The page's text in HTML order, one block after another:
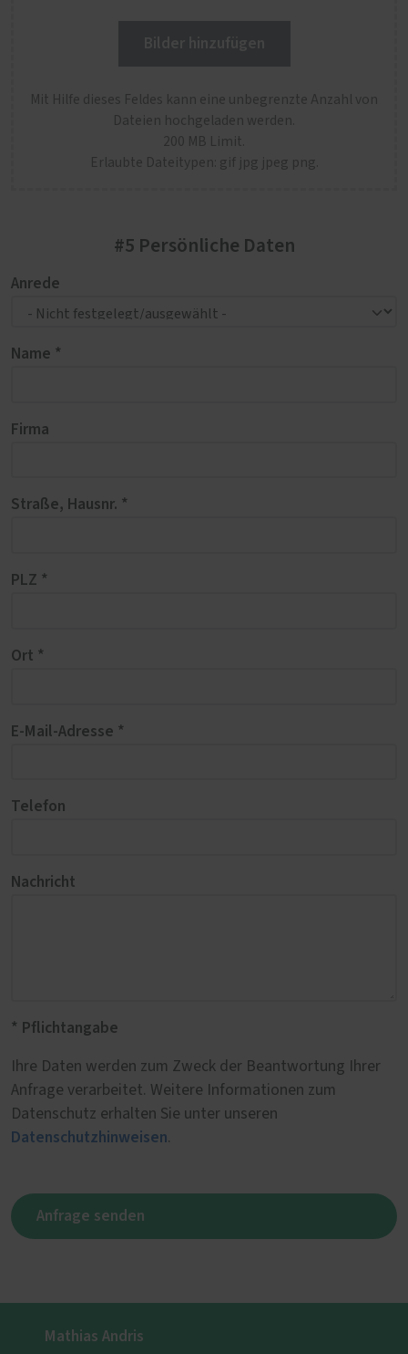
Mit Hilfe dieses Feldes kann eine unbegrenzte Anzahl von
Dateien hochgeladen werden.
200 MB Limit.
Erlaubte Dateitypen: gif jpg jpeg png.
#5 Persönliche Daten
Anrede
Name *
Firma
Straße, Hausnr. *
PLZ *
Ort *
E-Mail-Adresse *
Telefon
Nachricht
* Pflichtangabe
Ihre Daten werden zum Zweck der Beantwortung Ihrer
Anfrage verarbeitet. Weitere Informationen zum
Datenschutz erhalten Sie unter unseren
Datenschutzhinweisen.
Anfrage senden
Mathias Andris